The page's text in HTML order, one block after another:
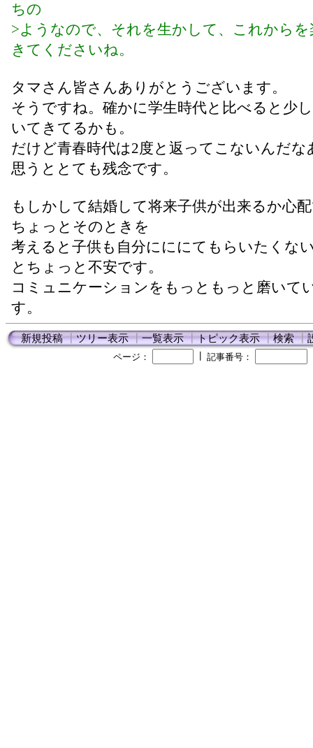
ちの
>ようなので、それを生かして、これから
きてくださいね。
タマさん皆さんありがとうございます。
そうですね。確かに学生時代と比べると少
いてきてるかも。
だけど青春時代は2度と返ってこないんだな
思うととても残念です。
もしかして結婚して将来子供が出来るか心
ちょっとそのときを
考えると子供も自分にににてもらいたくな
とちょっと不安です。
コミュニケーションをもっともっと磨いて
す。
新規投稿┃ツリー表示┃一覧表示┃トピック表示┃検索┃
ページ： 記事番号：